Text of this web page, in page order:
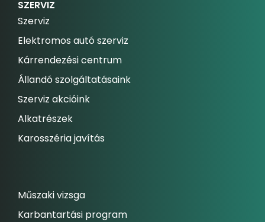
SZERVIZ
Szerviz
Elektromos autó szerviz
Kárrendezési centrum
Állandó szolgáltatásaink
Szerviz akcióink
Alkatrészek
Karosszéria javítás
Műszaki vizsga
Karbantartási program